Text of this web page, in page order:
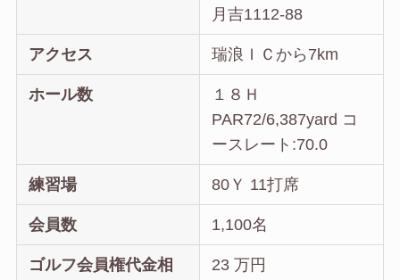
月吉1112-88
アクセス 瑞浪ＩＣから7km
ホール数
１８Ｈ
PAR72/6,387yard コ
ースレート:70.0
練習場 80Ｙ 11打席
会員数 1,100名
ゴルフ会員権代金相
23 万円